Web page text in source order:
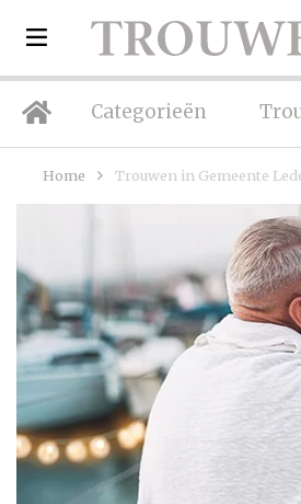
Categorieën
Home Trouwen in Gemeente